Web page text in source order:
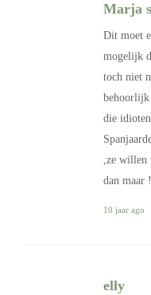
Marja
Dit moet
mogelijk
toch niet
behoorlijk
die
,ze willen
dan
10 jaar ago
elly